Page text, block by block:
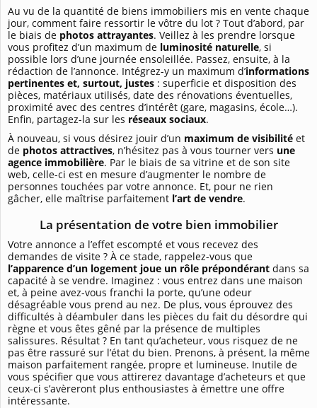
Au vu de la quantité de biens immobiliers mis en vente chaque
jour, comment faire ressortir le vôtre du lot ? Tout d’abord, par
le biais de photos attrayantes. Veillez à les prendre lorsque
vous profitez d’un maximum de luminosité naturelle, si
possible lors d’une journée ensoleillée. Passez, ensuite, à la
rédaction de l’annonce. Intégrez-y un maximum d’informations
pertinentes et, surtout, justes : superficie et disposition des
pièces, matériaux utilisés, date des rénovations éventuelles,
proximité avec des centres d’intérêt (gare, magasins, école…).
Enfin, partagez-la sur les réseaux sociaux.
À nouveau, si vous désirez jouir d’un maximum de visibilité et
de photos attractives, n’hésitez pas à vous tourner vers une
agence immobilière. Par le biais de sa vitrine et de son site
web, celle-ci est en mesure d’augmenter le nombre de
personnes touchées par votre annonce. Et, pour ne rien
gâcher, elle maîtrise parfaitement l’art de vendre.
La présentation de votre bien immobilier
Votre annonce a l’effet escompté et vous recevez des
demandes de visite ? À ce stade, rappelez-vous que
l’apparence d’un logement joue un rôle prépondérant dans sa
capacité à se vendre. Imaginez : vous entrez dans une maison
et, à peine avez-vous franchi la porte, qu’une odeur
désagréable vous prend au nez. De plus, vous éprouvez des
difficultés à déambuler dans les pièces du fait du désordre qui
règne et vous êtes gêné par la présence de multiples
salissures. Résultat ? En tant qu’acheteur, vous risquez de ne
pas être rassuré sur l’état du bien. Prenons, à présent, la même
maison parfaitement rangée, propre et lumineuse. Inutile de
vous spécifier que vous attirerez davantage d’acheteurs et que
ceux-ci s’avèreront plus enthousiastes à émettre une offre
intéressante.